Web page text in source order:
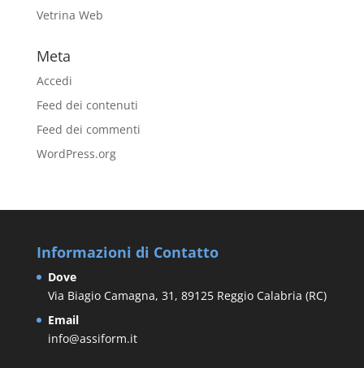
Vetrina Web
Meta
Accedi
Feed dei contenuti
Feed dei commenti
WordPress.org
Informazioni di Contatto
Dove
Via Biagio Camagna, 31, 89125 Reggio Calabria (RC)
Email
info@assiform.it